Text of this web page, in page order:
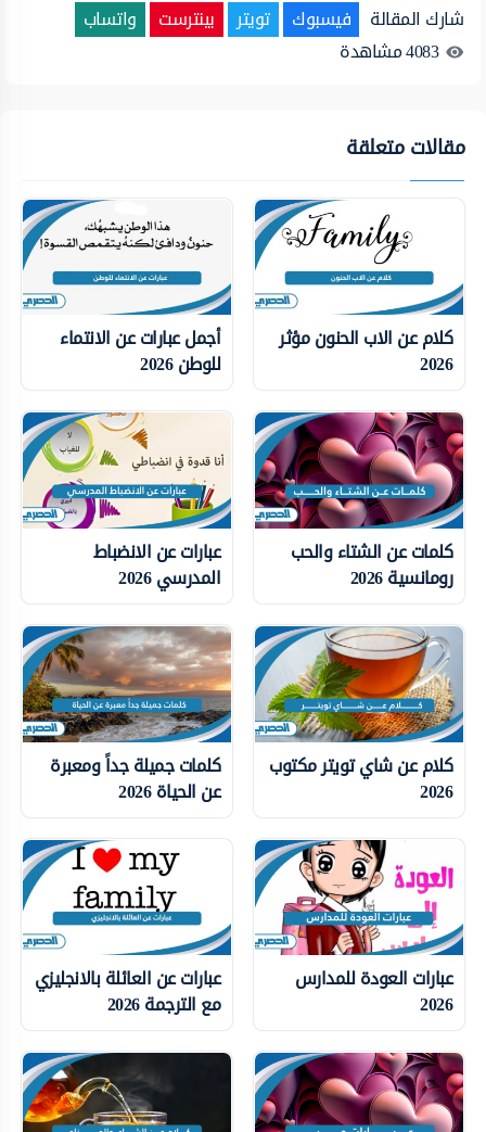
شارك المقالة فيسبوك تويتر بينترست
واتساب
4083مشاهدة
مقالات متعلقة
كلام عن الاب الحنون مؤثر
2026
أجمل عبارات عن الانتماء
للوطن 2026
كلمات عن الشتاء والحب
رومانسية 2026
عبارات عن الانضباط
المدرسي 2026
كلام عن شاي تويتر مكتوب
2026
كلمات جميلة جداً ومعبرة
عن الحياة 2026
عبارات العودة للمدارس
2026
عبارات عن العائلة بالانجليزي
مع الترجمة 2026